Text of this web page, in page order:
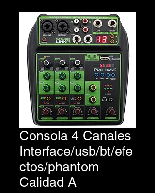
Consola 4 Canales
Interface/usb/bt/efe
ctos/phantom
Calidad A